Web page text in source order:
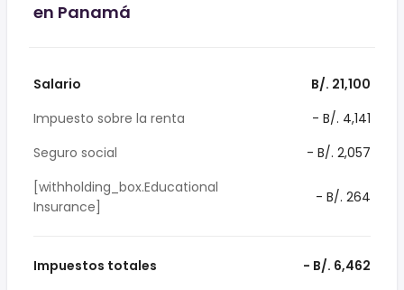
en Panamá
Salario
B/. 21,100
Impuesto sobre la renta
- B/. 4,141
Seguro social
- B/. 2,057
[withholding_box.Educational
Insurance]
- B/. 264
Impuestos totales - B/. 6,462